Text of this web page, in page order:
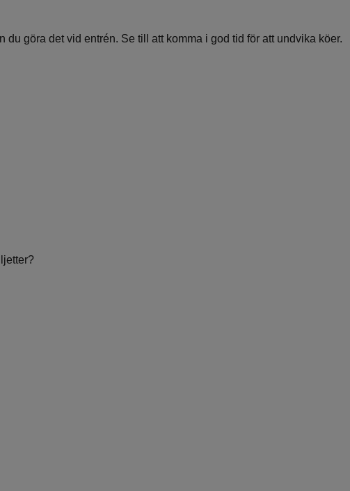
du göra det vid entrén. Se till att komma i god tid för att undvika köer.